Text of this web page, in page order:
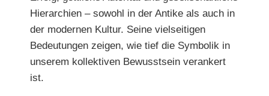
Hierarchien – sowohl in der Antike als auch in
der modernen Kultur. Seine vielseitigen
Bedeutungen zeigen, wie tief die Symbolik in
unserem kollektiven Bewusstsein verankert
ist.